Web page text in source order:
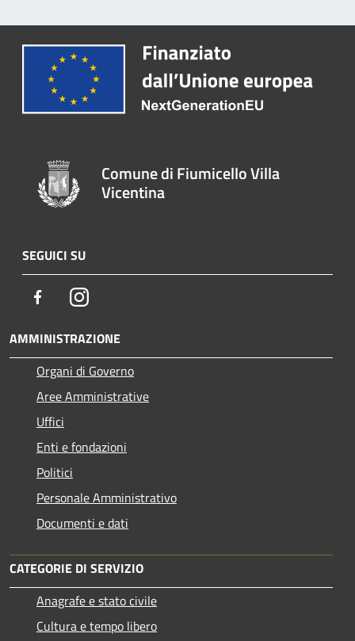
Comune di Fiumicello Villa
Vicentina
SEGUICI SU
FacebookInstagram
AMMINISTRAZIONE
Organi di Governo
Aree Amministrative
Uffici
Enti e fondazioni
Politici
Personale Amministrativo
Documenti e dati
CATEGORIE DI SERVIZIO
Anagrafe e stato civile
Cultura e tempo libero